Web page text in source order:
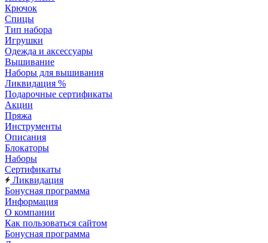
Крючок
Спицы
Тип набора
Игрушки
Одежда и аксессуары
Вышивание
Наборы для вышивания
Ликвидация %
Подарочные сертификаты
Акции
Пряжа
Инструменты
Описания
Блокаторы
Наборы
Сертификаты
Ликвидация
Бонусная программа
Информация
О компании
Как пользоваться сайтом
Бонусная программа